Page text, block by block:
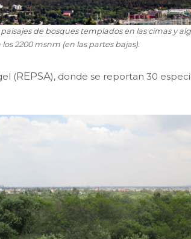
de bosques templados en las cimas y
2200 msnm (en las partes bajas).
(REPSA), donde se reportan 30